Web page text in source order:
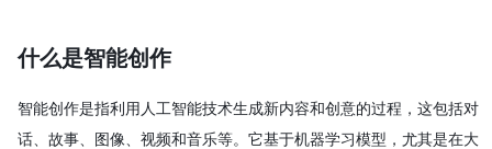
什么是智能创作
智能创作是指利用人工智能技术生成新内容和创意的过程，这包括对
话、故事、图像、视频和音乐等。它基于机器学习模型，尤其是在大